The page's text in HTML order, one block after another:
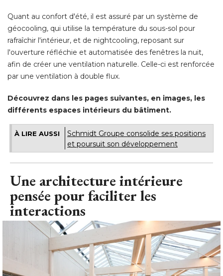
Quant au confort d'été, il est assuré par un système de
géocooling, qui utilise la température du sous-sol pour
rafraîchir l'intérieur, et de nightcooling, reposant sur
l'ouverture réfléchie et automatisée des fenêtres la nuit,
afin de créer une ventilation naturelle. Celle-ci est renforcée
par une ventilation à double flux.
Découvrez dans les pages suivantes, en images, les
différents espaces intérieurs du bâtiment.
À LIRE AUSSI
Schmidt Groupe consolide ses positions
et poursuit son développement
Une architecture intérieure
pensée pour faciliter les
interactions